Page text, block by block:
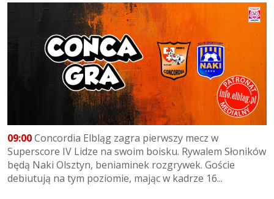
09:00Concordia Elbląg zagra pierwszy mecz w
Superscore IV Lidze na swoim boisku. Rywalem Słoników
będą Naki Olsztyn, beniaminek rozgrywek. Goście
debiutują na tym poziomie, mając w kadrze 16...